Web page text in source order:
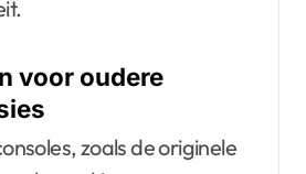
voor oudere
zoals de originele